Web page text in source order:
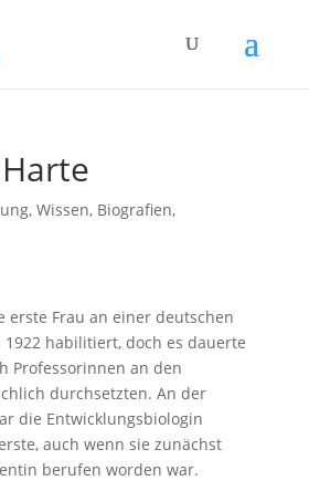
Wissen, Biografien,
erste Frau an einer deutschen
habilitiert, doch es dauerte
Professorinnen an den
durchsetzten. An der
die Entwicklungsbiologin
auch wenn sie zunächst
berufen worden war.